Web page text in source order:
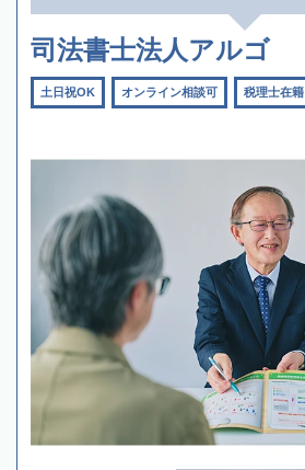
司法書士法人アルゴ
土日祝OK オンライン相談可 税理士在籍